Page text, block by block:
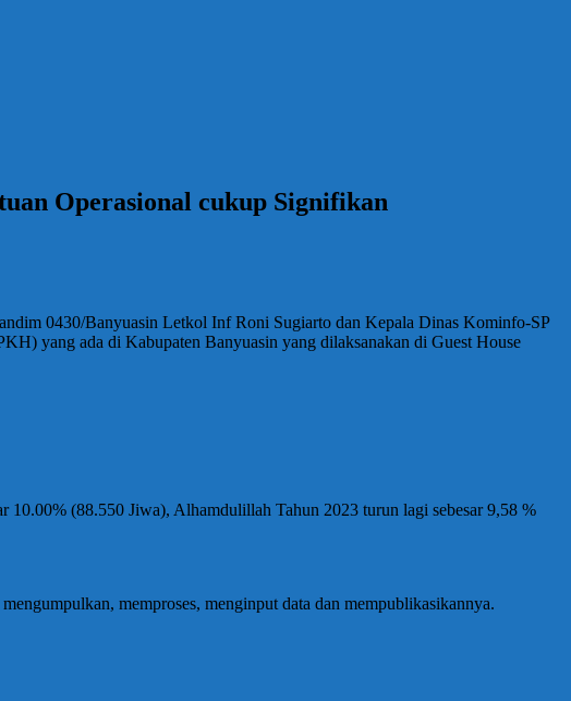
Operasional cukup Signifikan
0430/Banyuasin Letkol Inf Roni Sugiarto dan Kepala Dinas Kominfo-SP
yang ada di Kabupaten Banyuasin yang dilaksanakan di Guest House
10.00% (88.550 Jiwa), Alhamdulillah Tahun 2023 turun lagi sebesar 9,58 %
memproses, menginput data dan mempublikasikannya.